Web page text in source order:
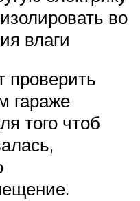
во
влаги
проверить
гараже
того чтоб